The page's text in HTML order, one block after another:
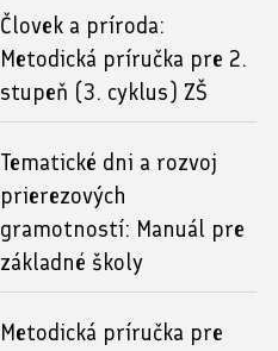
Človek a príroda:
Metodická príručka pre 2.
stupeň (3. cyklus) ZŠ
Tematické dni a rozvoj
prierezových
gramotností: Manuál pre
základné školy
Metodická príručka pre